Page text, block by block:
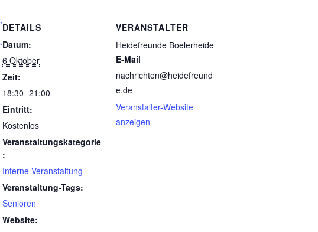
DETAILS
Datum:
6 Oktober
Zeit:
18:30 -21:00
Eintritt:
Kostenlos
Veranstaltungskategorie
:
Interne Veranstaltung
Veranstaltung-Tags:
Senioren
Website:
VERANSTALTER
Heidefreunde Boelerheide
E-Mail
nachrichten@heidefreund
e.de
Veranstalter-Website
anzeigen